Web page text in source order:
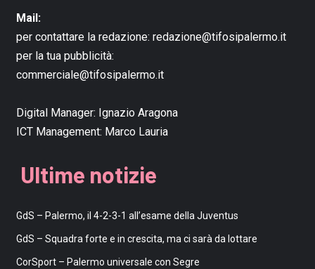
Mail:
per contattare la redazione: redazione@tifosipalermo.it
per la tua pubblicità:
commerciale@tifosipalermo.it
Digital Manager: Ignazio Aragona
ICT Management: Marco Lauria
Ultime notizie
GdS – Palermo, il 4-2-3-1 all’esame della Juventus
GdS – Squadra forte e in crescita, ma ci sarà da lottare
CorSport – Palermo universale con Segre